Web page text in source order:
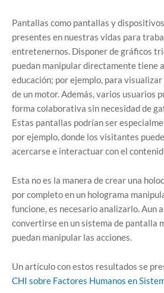
Pantallas como pantallas y
presentes en nuestras vidas para
entretenernos. Disponer de gráficos
puedan manipular directamente tiene
educación; por ejemplo, para
de un motor. Además, varios usuarios
forma colaborativa sin necesidad de
Estas pantallas podrían ser
por ejemplo, donde los visitantes
acercarse e interactuar con el
Esta no es la manera de crear una
por completo en un holograma
funcione, es necesario analizarlo. Aun
convertirse en un sistema de pantalla
puedan manipular las acciones.
Un artículo con estos resultados se
CHI sobre Factores Humanos en